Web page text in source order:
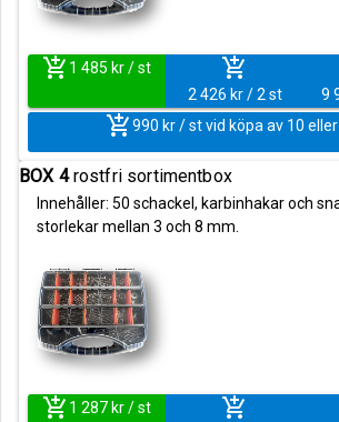
add_shopping_cart 1 485 kr / st add_shopping_cart
2 426 kr / 2 st 9
add_shopping_cart990 kr / st vid köpa av 10
BOX 4rostfri sortimentbox
Innehåller: 50 schackel, karbinhakar och
storlekar mellan 3 och 8 mm.
add_shopping_cart 1 287 kr / st add_shopping_cart